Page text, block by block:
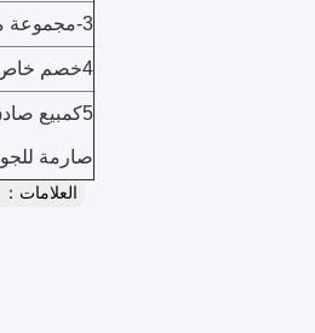
3-مجموعة منخفضة، حزمة قياسية، تسليم سريع.
4خصم خاص وحماية مقدمة لموزعينا.
5كمبيع
صارمة
العلامات：